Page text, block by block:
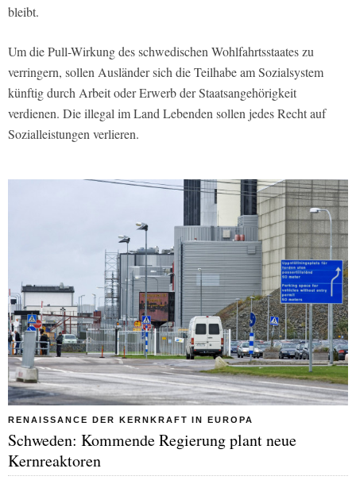
bleibt.
Um die Pull-Wirkung des schwedischen Wohlfahrtsstaates zu
verringern, sollen Ausländer sich die Teilhabe am Sozialsystem
künftig durch Arbeit oder Erwerb der Staatsangehörigkeit
verdienen. Die illegal im Land Lebenden sollen jedes Recht auf
Sozialleistungen verlieren.
RENAISSANCE DER KERNKRAFT IN EUROPA
Schweden: Kommende Regierung plant neue
Kernreaktoren